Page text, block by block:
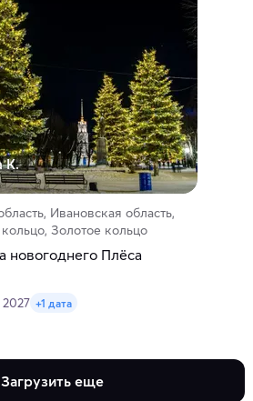
К.
Ивановская область,
Золотое кольцо
новогоднего Плёса
+1 дата
Загрузить еще